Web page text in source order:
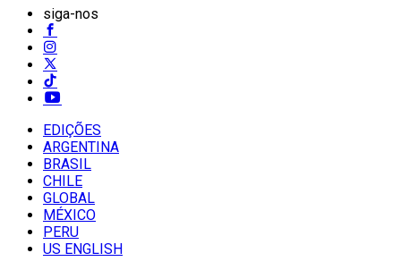
siga-nos
EDIÇÕES
ARGENTINA
BRASIL
CHILE
GLOBAL
MÉXICO
PERU
US ENGLISH